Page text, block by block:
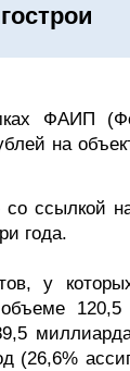
ФАИП
на
ссылкой
года.
у
120,5
(26,6%